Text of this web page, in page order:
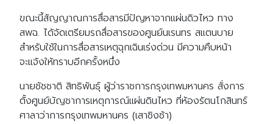
ขณะนี้สัญญาณการสื่อสารมีปัญหาจากแผ่นดิวไหว ทาง
สพฉ. ได้จัดเตรียมรถสื่อสารของศูนย์นเรนทร สแตนบาย
สำหรับใช้ในการสื่อสารเหตุฉุกเฉินเร่งด่วน มีความคืบหน้า
จะแจ้งให้ทราบอีกครั้งหนึ่ง
นายชัชชาติ สิทธิพันธุ์ ผู้ว่าราชการกรุงเทพมหานคร สั่งการ
ตั้งศูนย์บัญชาการเหตุการณ์แผ่นดินไหว ที่ห้องรัตนโกสินทร์​
ศาลาว่าการกรุงเทพมหานคร (เสาชิงช้า)